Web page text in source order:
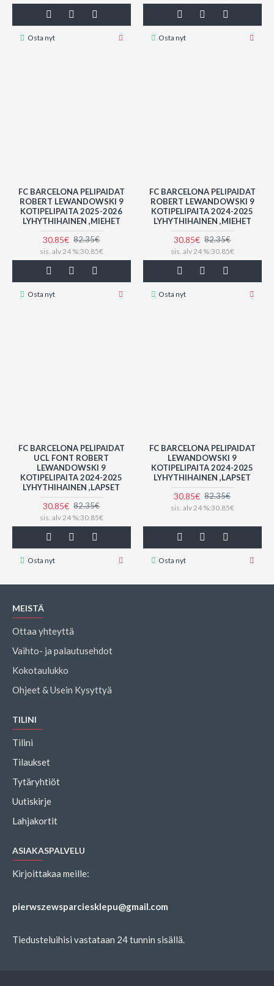
Osta nyt Osta nyt
FC BARCELONA PELIPAIDAT
ROBERT LEWANDOWSKI 9
KOTIPELIPAITA 2025-2026
LYHYTHIHAINEN ,MIEHET
30.85€ 82.35€
sis. alv 24 %:30.85€
Osta nyt
FC BARCELONA PELIPAIDAT
ROBERT LEWANDOWSKI 9
KOTIPELIPAITA 2024-2025
LYHYTHIHAINEN ,MIEHET
30.85€ 82.35€
sis. alv 24 %:30.85€
Osta nyt
FC BARCELONA PELIPAIDAT
UCL FONT ROBERT
LEWANDOWSKI 9
KOTIPELIPAITA 2024-2025
LYHYTHIHAINEN ,LAPSET
30.85€ 82.35€
sis. alv 24 %:30.85€
Osta nyt
FC BARCELONA PELIPAIDAT
LEWANDOWSKI 9
KOTIPELIPAITA 2024-2025
LYHYTHIHAINEN ,LAPSET
30.85€ 82.35€
sis. alv 24 %:30.85€
Osta nyt
MEISTÄ
Ottaa yhteyttä
Vaihto- ja palautusehdot
Kokotaulukko
Ohjeet & Usein Kysyttyä
TILINI
Tilini
Tilaukset
Tytäryhtiöt
Uutiskirje
Lahjakortit
ASIAKASPALVELU
Kirjoittakaa meille:
pierwszewsparciesklepu@gmail.com
Tiedusteluihisi vastataan 24 tunnin sisällä.